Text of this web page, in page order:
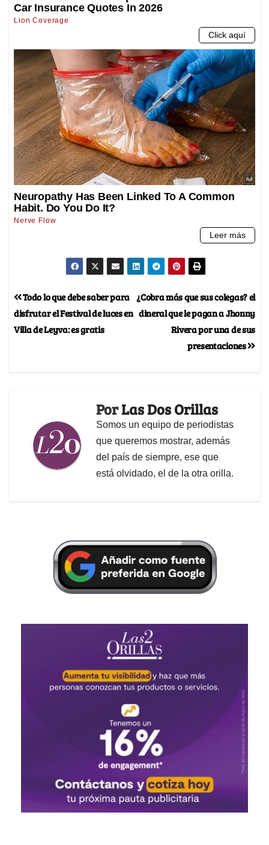
¿Cobra más que sus colegas? el
dineral que le pagan a Jhonny
Rivera por una de sus
presentaciones
Todo lo que debe saber para
disfrutar el Festival de luces en
Villa de Leyva: es gratis
PorLas Dos Orillas
Somos un equipo de periodistas
que queremos mostrar, además
del país de siempre, ese que
está olvidado, el de la otra orilla.